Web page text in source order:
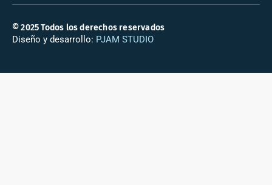
© 2025 Todos los derechos reservados
Diseño y desarrollo: PJAM STUDIO